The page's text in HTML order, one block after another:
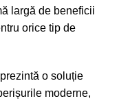
largă de beneficii
orice tip de
o soluție
moderne,